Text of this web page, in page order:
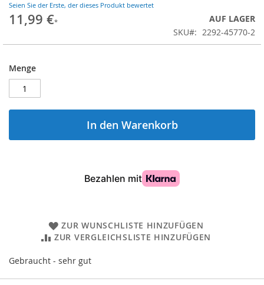
Seien Sie der Erste, der dieses Produkt bewertet
11,99 €
AUF LAGER
SKU
2292-45770-2
Menge
In den Warenkorb
ZUR WUNSCHLISTE HINZUFÜGEN
ZUR VERGLEICHSLISTE HINZUFÜGEN
Gebraucht - sehr gut